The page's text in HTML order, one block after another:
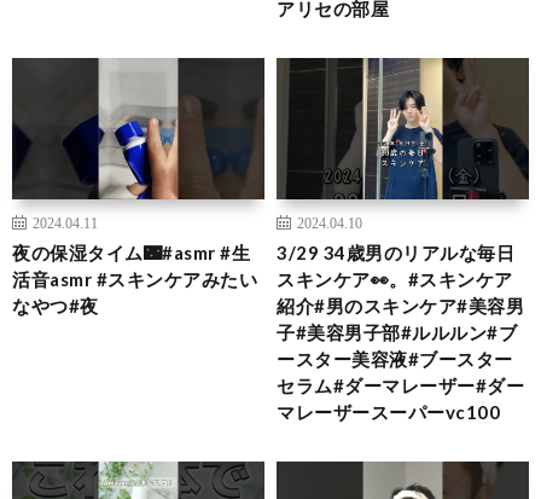
アリセの部屋
2024.04.11
夜の保湿タイム🌃#asmr #生
活音asmr #スキンケアみたい
なやつ#夜
2024.04.10
3/29 34歳男のリアルな毎日
スキンケア👀。#スキンケア
紹介#男のスキンケア#美容男
子#美容男子部#ルルルン#ブ
ースター美容液#ブースター
セラム#ダーマレーザー#ダー
マレーザースーパーvc100